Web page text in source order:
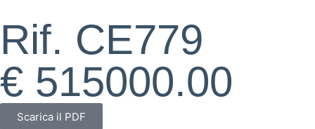
Rif. CE779
€ 515000.00
Scarica il PDF